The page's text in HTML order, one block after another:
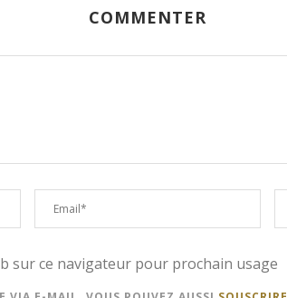
COMMENTER
sur ce navigateur pour prochain usage